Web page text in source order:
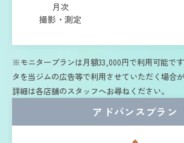
月次
撮影・測定
※モニタープランは月額33,000円で利用可能で
タを当ジムの広告等で利用させていただく場合
詳細は各店舗のスタッフへお尋ねください。
アドバンスプラン